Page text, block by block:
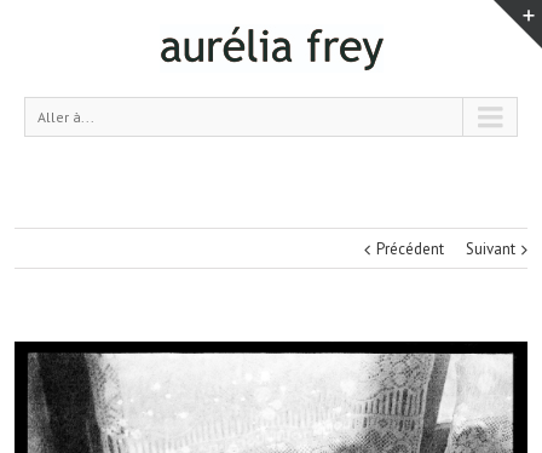
Aller à...
Précédent Suivant